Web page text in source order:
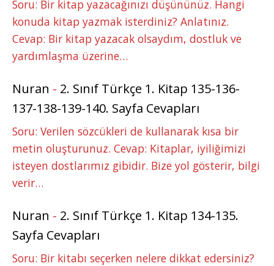
Soru: Bir kitap yazacağınızı düşününüz. Hangi
konuda kitap yazmak isterdiniz? Anlatınız.
Cevap: Bir kitap yazacak olsaydım, dostluk ve
yardımlaşma üzerine…
Nuran - 2. Sınıf Türkçe 1. Kitap 135-136-
137-138-139-140. Sayfa Cevapları
Soru: Verilen sözcükleri de kullanarak kısa bir
metin oluşturunuz. Cevap: Kitaplar, iyiliğimizi
isteyen dostlarımız gibidir. Bize yol gösterir, bilgi
verir…
Nuran - 2. Sınıf Türkçe 1. Kitap 134-135.
Sayfa Cevapları
Soru: Bir kitabı seçerken nelere dikkat edersiniz?